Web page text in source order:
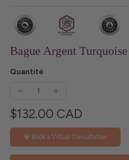
Bague Argent
Quantité
$132.00 CAD
💎 Book a Virtual Consultation